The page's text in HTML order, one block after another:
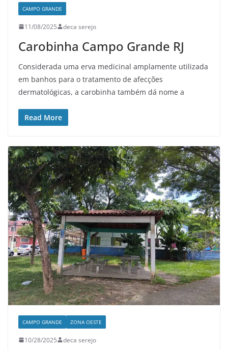
CAMPO GRANDE
11/08/2025 deca serejo
Carobinha Campo Grande RJ
Considerada uma erva medicinal amplamente utilizada
em banhos para o tratamento de afecções
dermatológicas, a carobinha também dá nome a
Read More
CAMPO GRANDE ZONA OESTE
10/28/2025 deca serejo